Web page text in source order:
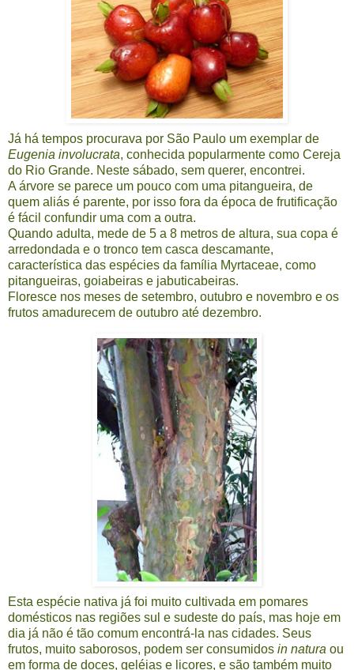
Já há tempos procurava por São Paulo um exemplar de
Eugenia involucrata, conhecida popularmente como Cereja
do Rio Grande. Neste sábado, sem querer, encontrei.
A árvore se parece um pouco com uma pitangueira, de
quem aliás é parente, por isso fora da época de frutificação
é fácil confundir uma com a outra.
Quando adulta, mede de 5 a 8 metros de altura, sua copa é
arredondada e o tronco tem casca descamante,
característica das espécies da família Myrtaceae, como
pitangueiras, goiabeiras e jabuticabeiras.
Floresce nos meses de setembro, outubro e novembro e os
frutos amadurecem de outubro até dezembro.
Esta espécie nativa já foi muito cultivada em pomares
domésticos nas regiões sul e sudeste do país, mas hoje em
dia já não é tão comum encontrá-la nas cidades. Seus
frutos, muito saborosos, podem ser consumidos in natura ou
em forma de doces, geléias e licores, e são também muito